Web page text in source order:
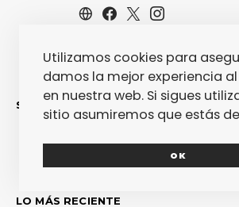
SINCERAMENTE
LO MÁS RECIENTE
Utilizamos cookies para
damos la mejor experiencia
en nuestra web. Si sigues
sitio asumiremos que estás
OK